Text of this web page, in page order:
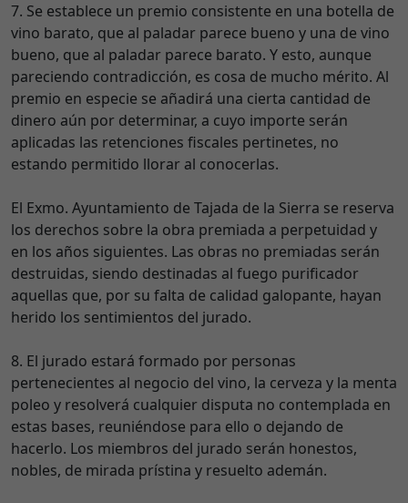
7. Se establece un premio consistente en una botella de
vino barato, que al paladar parece bueno y una de vino
bueno, que al paladar parece barato. Y esto, aunque
pareciendo contradicción, es cosa de mucho mérito. Al
premio en especie se añadirá una cierta cantidad de
dinero aún por determinar, a cuyo importe serán
aplicadas las retenciones fiscales pertinetes, no
estando permitido llorar al conocerlas.
El Exmo. Ayuntamiento de Tajada de la Sierra se reserva
los derechos sobre la obra premiada a perpetuidad y
en los años siguientes. Las obras no premiadas serán
destruidas, siendo destinadas al fuego purificador
aquellas que, por su falta de calidad galopante, hayan
herido los sentimientos del jurado.
8. El jurado estará formado por personas
pertenecientes al negocio del vino, la cerveza y la menta
poleo y resolverá cualquier disputa no contemplada en
estas bases, reuniéndose para ello o dejando de
hacerlo. Los miembros del jurado serán honestos,
nobles, de mirada prístina y resuelto ademán.